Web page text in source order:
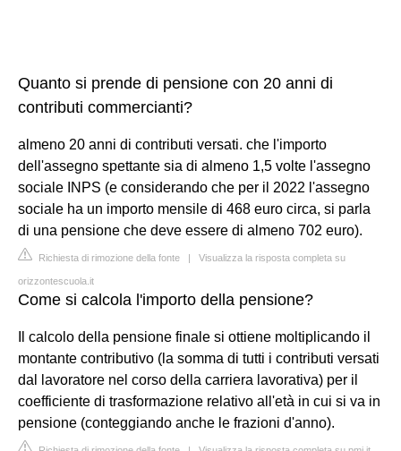
Quanto si prende di pensione con 20 anni di
contributi commercianti?
almeno 20 anni di contributi versati. che l'importo
dell'assegno spettante sia di almeno 1,5 volte l'assegno
sociale INPS (e considerando che per il 2022 l'assegno
sociale ha un importo mensile di 468 euro circa, si parla
di una pensione che deve essere di almeno 702 euro).
Richiesta di rimozione della fonte | Visualizza la risposta completa su
orizzontescuola.it
Come si calcola l'importo della pensione?
Il calcolo della pensione finale si ottiene moltiplicando il
montante contributivo (la somma di tutti i contributi versati
dal lavoratore nel corso della carriera lavorativa) per il
coefficiente di trasformazione relativo all'età in cui si va in
pensione (conteggiando anche le frazioni d'anno).